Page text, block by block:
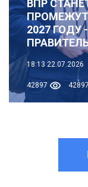
ВПР
2027
18:13 22.07.2026
42897 42897